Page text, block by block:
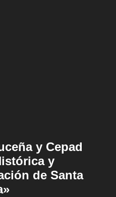
y Cepad
y
de Santa